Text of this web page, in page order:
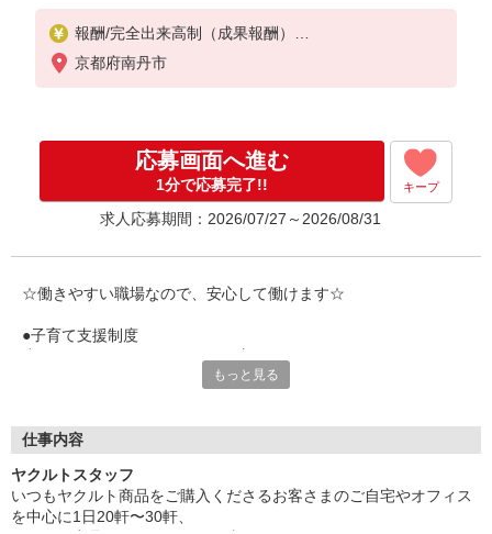
報酬/完全出来高制（成果報酬）
平均月収/100,000円 ※週3〜週5含む
◎扶養の範囲OK、超えても雇用制度あり（応相談）
談）
収入補償期間/2〜3ヶ月（配達地域による）
※研修期間中の手当あり（7日間研修で1万円支給）
?商品買取りなし！
（週3）月給60,000円〜、（週4）月給80,000円〜、
（週5）月給100,000円〜
京都府南丹市
応募画面へ進む
1分で応募完了!! キープ
求人応募期間：2026/07/27～2026/08/31
☆働きやすい職場なので、安心して働けます☆
●子育て支援制度
安心して働くことができる職場環境です。
（詳細は、待遇欄をご参照ください。）
●働くママが多数！だから協力体制バツグン！
・先輩スタッフが同行するので未経験も安心！
・家事や育児の相談が話題になることも多々！
もっと見る
仕事内容
ヤクルトスタッフ
いつもヤクルト商品をご購入くださるお客さまのご自宅やオフィス
を中心に1日20軒〜30軒、